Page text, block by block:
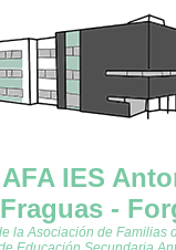
AFA IES
Fraguas -
la Asociación de Familias